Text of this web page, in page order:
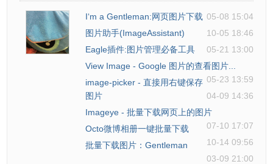
I‘m a Gentleman:网页图片下载 05-08 15:04
图片助手(ImageAssistant)
10-05 18:46
Eagle插件:图片管理必备工具
05-21 13:00
View Image - Google 图片的查看图片...
05-23 13:59
image-picker - 直接用右键保存
图片
04-09 14:36
Imageye - 批量下载网页上的图片
07-10 17:07
Octo微博相册一键批量下载
10-14 09:56
批量下载图片：Gentleman
03-09 21:00